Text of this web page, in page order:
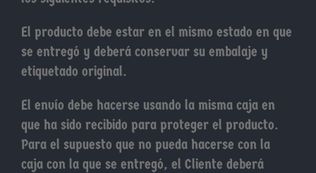
El producto debe estar en el mismo estado en que
se entregó y deberá conservar su embalaje y
etiquetado original.
El envío debe hacerse usando la misma caja en
que ha sido recibido para proteger el producto.
Para el supuesto que no pueda hacerse con la
caja con la que se entregó, el Cliente deberá